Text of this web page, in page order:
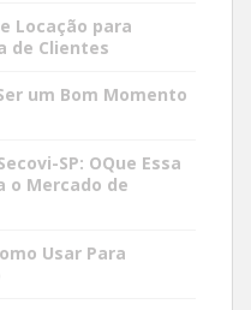
Locação para
de Clientes
um Bom Momento
SP: OQue Essa
o Mercado de
Usar Para